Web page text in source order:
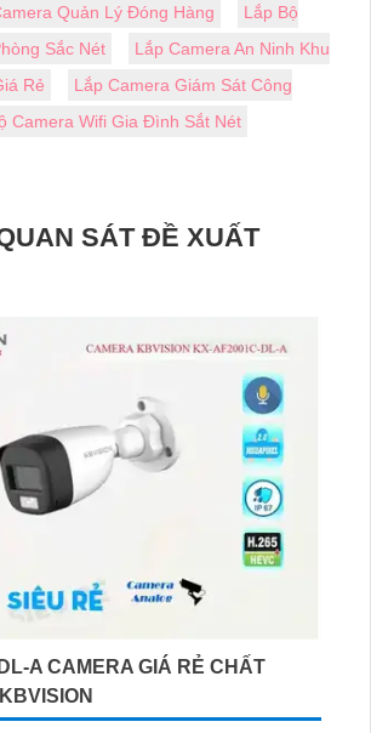
Quản Lý Đóng Hàng
Lắp Bộ
Sắc Nét
Lắp Camera An Ninh Khu
Rẻ
Lắp Camera Giám Sát Công
Camera Wifi Gia Đình Sắt Nét
SÁT ĐỀ XUẤT
A CAMERA GIÁ RẺ CHẤT